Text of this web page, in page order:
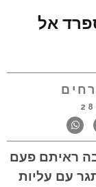
אל
ראיתם פעם
עם עליות